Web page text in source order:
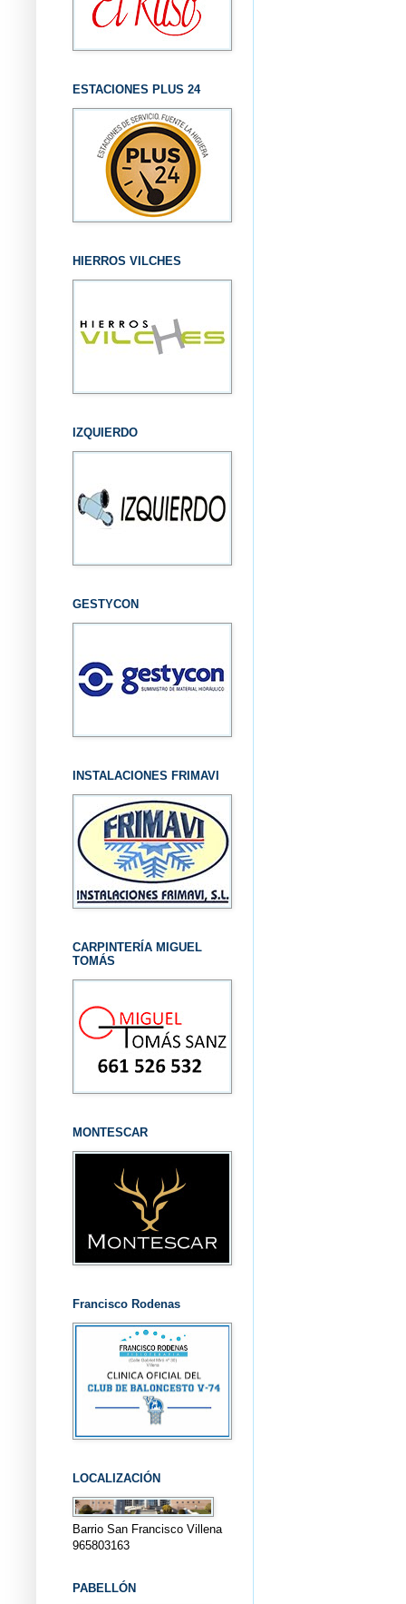
ESTACIONES PLUS 24
HIERROS VILCHES
IZQUIERDO
GESTYCON
INSTALACIONES FRIMAVI
CARPINTERÍA MIGUEL
TOMÁS
MONTESCAR
Francisco Rodenas
LOCALIZACIÓN
Barrio San Francisco Villena
965803163
PABELLÓN